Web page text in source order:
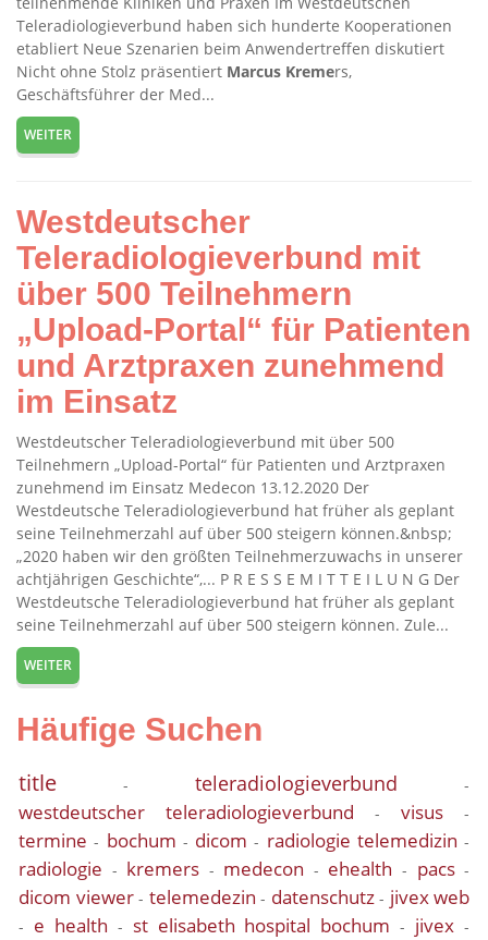
Teleradiologieverbund haben sich hunderte Kooperationen
etabliert Neue Szenarien beim Anwendertreffen diskutiert
Nicht ohne Stolz präsentiert Marcus Kremers,
Geschäftsführer der Med...
WEITER
Westdeutscher
Teleradiologieverbund mit
über 500 Teilnehmern
„Upload-Portal“ für Patienten
und Arztpraxen zunehmend
im Einsatz
Westdeutscher Teleradiologieverbund mit über 500
Teilnehmern „Upload-Portal“ für Patienten und Arztpraxen
zunehmend im Einsatz Medecon 13.12.2020 Der
Westdeutsche Teleradiologieverbund hat früher als geplant
seine Teilnehmerzahl auf über 500 steigern können.&nbsp;
„2020 haben wir den größten Teilnehmerzuwachs in unserer
achtjährigen Geschichte“,... P R E S S E M I T T E I L U N G Der
Westdeutsche Teleradiologieverbund hat früher als geplant
seine Teilnehmerzahl auf über 500 steigern können. Zule...
WEITER
Häufige Suchen
title - teleradiologieverbund -
westdeutscher teleradiologieverbund - visus -
termine - bochum - dicom - radiologie telemedizin -
radiologie - kremers - medecon - ehealth - pacs-
dicom viewer- telemedezin - datenschutz- jivex web
- e health - st elisabeth hospital bochum - jivex -